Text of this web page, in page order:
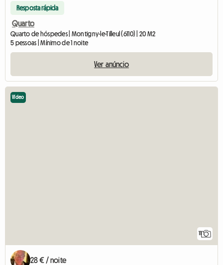
Resposta rápida
Quarto
Quarto de hóspedes | Montigny-le-Tilleul (6110) | 20 M2
5 pessoas | Mínimo de 1 noite
Ver anúncio
11
Vídeo
28 € / noite